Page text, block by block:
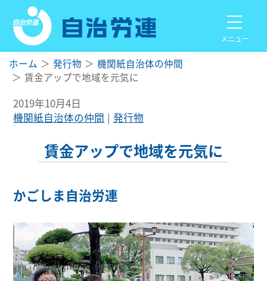
メニュー
ホーム 発行物
機関紙自治体の仲間
賃金アップで地域を元気に
2019年10月4日
機関紙自治体の仲間
発行物
賃金アップで地域を元気に
かごしま自治労連